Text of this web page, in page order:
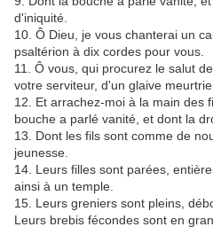
d'iniquité.
10. Ô Dieu, je vous chanterai un
psaltérion à dix cordes pour vous.
11. Ô vous, qui procurez le salut
votre serviteur, d'un glaive
12. Et arrachez-moi à la main des
bouche a parlé vanité, et dont la
13. Dont les fils sont comme de
jeunesse.
14. Leurs filles sont parées,
ainsi à un temple.
15. Leurs greniers sont pleins,
Leurs brebis fécondes sont en